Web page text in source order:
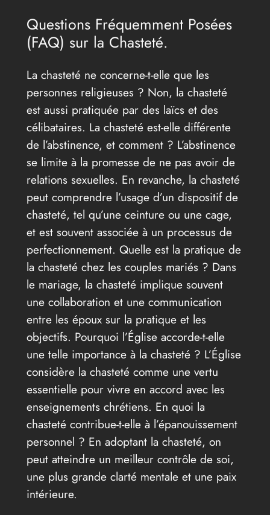
Questions Fréquemment Posées
(FAQ) sur la Chasteté.
La chasteté ne concerne-t-elle que les
personnes religieuses ? Non, la chasteté
est aussi pratiquée par des laïcs et des
célibataires. La chasteté est-elle différente
de l’abstinence, et comment ? L’abstinence
se limite à la promesse de ne pas avoir de
relations sexuelles. En revanche, la chasteté
peut comprendre l’usage d’un dispositif de
chasteté, tel qu’une ceinture ou une cage,
et est souvent associée à un processus de
perfectionnement. Quelle est la pratique de
la chasteté chez les couples mariés ? Dans
le mariage, la chasteté implique souvent
une collaboration et une communication
entre les époux sur la pratique et les
objectifs. Pourquoi l’Église accorde-t-elle
une telle importance à la chasteté ? L’Église
considère la chasteté comme une vertu
essentielle pour vivre en accord avec les
enseignements chrétiens. En quoi la
chasteté contribue-t-elle à l’épanouissement
personnel ? En adoptant la chasteté, on
peut atteindre un meilleur contrôle de soi,
une plus grande clarté mentale et une paix
intérieure.